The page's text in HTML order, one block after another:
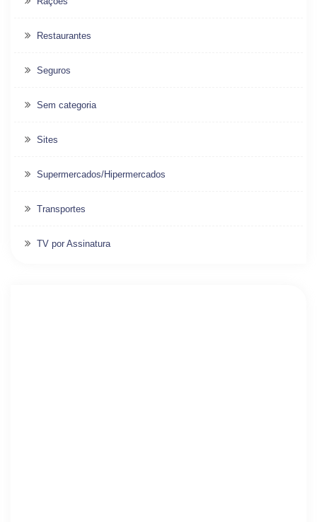
Restaurantes
Seguros
Sem categoria
Sites
Supermercados/Hipermercados
Transportes
TV por Assinatura